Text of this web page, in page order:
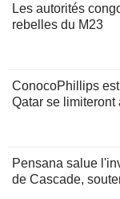
Les autorités
rebelles du M23
ConocoPhillips
Qatar se
Pensana salue
de Cascade,